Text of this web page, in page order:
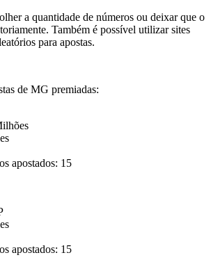
a quantidade de números ou deixar que o
Também é possível utilizar sites
para apostas.
de MG premiadas:
apostados: 15
apostados: 15